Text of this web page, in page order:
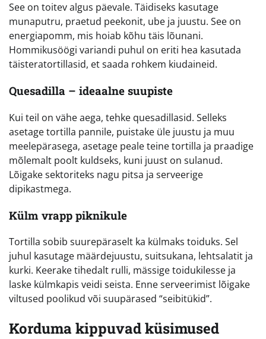
See on toitev algus päevale. Täidiseks kasutage
munaputru, praetud peekonit, ube ja juustu. See on
energiapomm, mis hoiab kõhu täis lõunani.
Hommikusöögi variandi puhul on eriti hea kasutada
täisteratortillasid, et saada rohkem kiudaineid.
Quesadilla – ideaalne suupiste
Kui teil on vähe aega, tehke quesadillasid. Selleks
asetage tortilla pannile, puistake üle juustu ja muu
meelepärasega, asetage peale teine tortilla ja praadige
mõlemalt poolt kuldseks, kuni juust on sulanud.
Lõigake sektoriteks nagu pitsa ja serveerige
dipikastmega.
Külm vrapp piknikule
Tortilla sobib suurepäraselt ka külmaks toiduks. Sel
juhul kasutage määrdejuustu, suitsukana, lehtsalatit ja
kurki. Keerake tihedalt rulli, mässige toidukilesse ja
laske külmkapis veidi seista. Enne serveerimist lõigake
viltused poolikud või suupärased “seibitükid”.
Korduma kippuvad küsimused